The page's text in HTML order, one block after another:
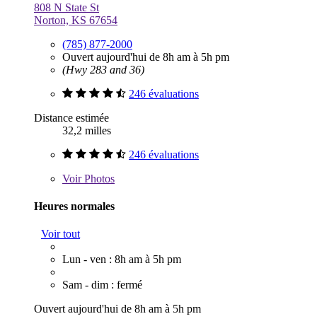
808 N State St
Norton, KS 67654
(785) 877-2000
Ouvert aujourd'hui de 8h am à 5h pm
(Hwy 283 and 36)
246 évaluations
Distance estimée
32,2 milles
246 évaluations
VoirPhotos
Heures normales
Voir tout
Lun - ven : 8h am à 5h pm
Sam - dim : fermé
Ouvert aujourd'hui de 8h am à 5h pm